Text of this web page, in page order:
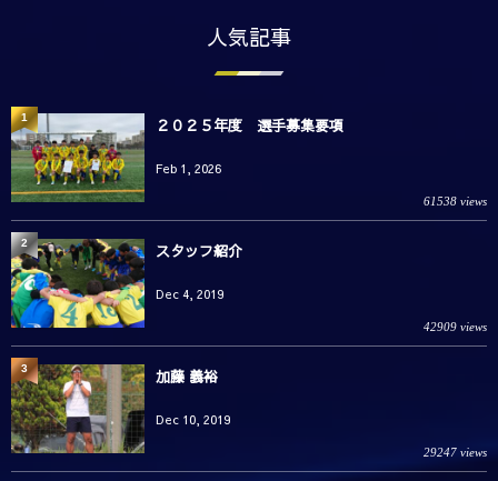
人気記事
２０２５年度 選手募集要項
Feb 1, 2026
61538 views
1
スタッフ紹介
Dec 4, 2019
42909 views
2
加藤 義裕
Dec 10, 2019
29247 views
3